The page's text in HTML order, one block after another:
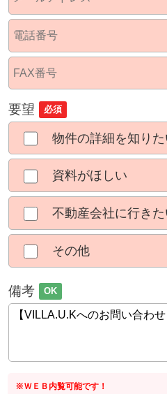
要望 必須
物件の詳細を知りた
資料がほしい
不動産会社に行きた
その他
備考 OK
※ＷＥＢ内覧可能です！